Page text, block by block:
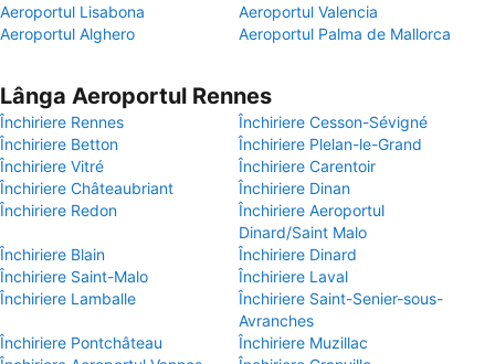
Aeroportul Lisabona
Aeroportul Valencia
Aeroportul Alghero
Aeroportul Palma de Mallorca
Lânga Aeroportul Rennes
Închiriere Rennes
Închiriere Cesson-Sévigné
Închiriere Betton
Închiriere Plelan-le-Grand
Închiriere Vitré
Închiriere Carentoir
Închiriere Châteaubriant
Închiriere Dinan
Închiriere Redon
Închiriere Aeroportul
Dinard/Saint Malo
Închiriere Blain
Închiriere Dinard
Închiriere Saint-Malo
Închiriere Laval
Închiriere Lamballe
Închiriere Saint-Senier-sous-
Avranches
Închiriere Pontchâteau
Închiriere Muzillac